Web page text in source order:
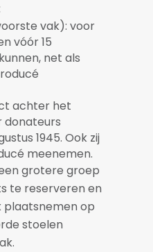
vak): voor
vóór 15
net als
achter het
donateurs
1945. Ook zij
meenemen.
grotere groep
te reserveren en
plaatsnemen op
stoelen